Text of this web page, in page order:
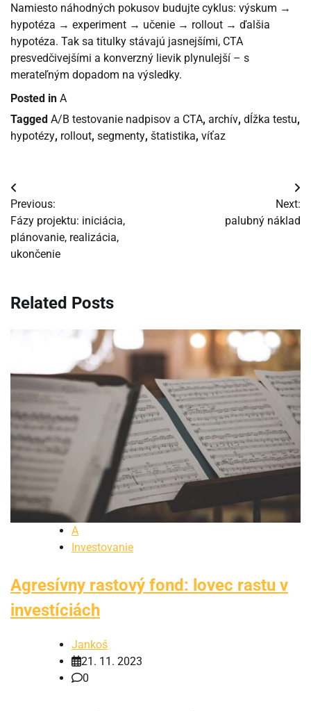
Namiesto náhodných pokusov budujte cyklus: výskum →
hypotéza → experiment → učenie → rollout → ďalšia
hypotéza. Tak sa titulky stávajú jasnejšími, CTA
presvedčivejšími a konverzný lievik plynulejší – s
merateľným dopadom na výsledky.
Posted in A
Tagged A/B testovanie nadpisov a CTA, archív, dĺžka testu,
hypotézy, rollout, segmenty, štatistika, víťaz
Navigácia
v
článku
Previous:
Fázy projektu: iniciácia,
plánovanie, realizácia,
ukončenie
Next:
palubný náklad
Related Posts
A
Investovanie
Agresívny rastový fond: lovec rastu v
investíciách
Jankoš
21. 11. 2023
0